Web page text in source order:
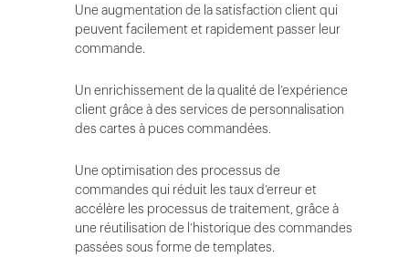
Une augmentation de la satisfaction client qui
peuvent facilement et rapidement passer leur
commande.
Un enrichissement de la qualité de l’expérience
client grâce à des services de personnalisation
des cartes à puces commandées.
Une optimisation des processus de
commandes qui réduit les taux d’erreur et
accélère les processus de traitement, grâce à
une réutilisation de l’historique des commandes
passées sous forme de templates.